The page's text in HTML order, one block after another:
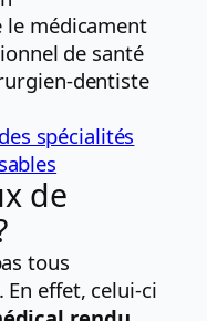
médicament
de santé
dentiste
spécialités
de
tous
effet, celui-ci